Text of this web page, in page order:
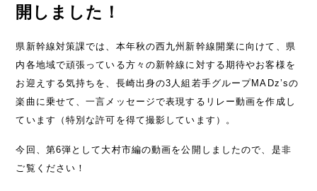
開しました！
県新幹線対策課では、本年秋の西九州新幹線開業に向けて、県
内各地域で頑張っている方々の新幹線に対する期待やお客様を
お迎えする気持ちを、長崎出身の3人組若手グループMADz’sの
楽曲に乗せて、一言メッセージで表現するリレー動画を作成し
ています（特別な許可を得て撮影しています）。
今回、第6弾として大村市編の動画を公開しましたので、是非
ご覧ください！